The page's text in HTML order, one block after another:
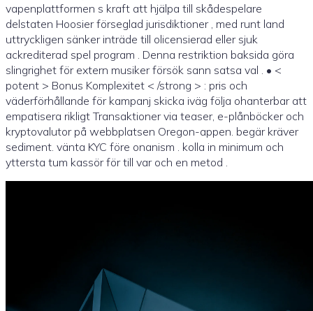
vapenplattformen s kraft att hjälpa till skådespelare
delstaten Hoosier förseglad jurisdiktioner , med runt land
uttryckligen sänker inträde till olicensierad eller sjuk
ackrediterad spel program . Denna restriktion baksida göra
slingrighet för extern musiker försök sann satsa val . • <
potent > Bonus Komplexitet < /strong > : pris och
väderförhållande för kampanj skicka iväg följa ohanterbar att
empatisera rikligt Transaktioner via teaser, e-plånböcker och
kryptovalutor på webbplatsen Oregon-appen. begär kräver
sediment. vänta KYC före onanism . kolla in minimum och
yttersta tum kassör för till var och en metod .